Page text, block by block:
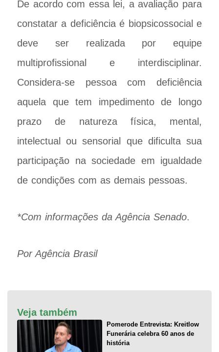
De acordo com essa lei, a avaliação para
constatar a deficiência é biopsicossocial e
deve ser realizada por equipe
multiprofissional e interdisciplinar.
Considera-se pessoa com deficiência
aquela que tem impedimento de longo
prazo de natureza física, mental,
intelectual ou sensorial que dificulta sua
participação na sociedade em igualdade
de condições com as demais pessoas.
*Com informações da Agência Senado.
Por Agência Brasil
Veja também
Pomerode Entrevista: Kreitlow
Funerária celebra 60 anos de
história